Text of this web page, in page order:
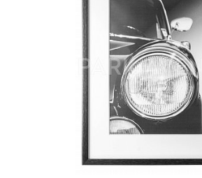
Ковры
Свет
Отзывы
Политика